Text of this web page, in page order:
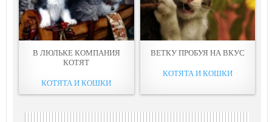
В ЛЮЛЬКЕ КОМПАНИЯ
КОТЯТ
КОТЯТА И КОШКИ
ВЕТКУ ПРОБУЯ НА ВКУС
КОТЯТА И КОШКИ